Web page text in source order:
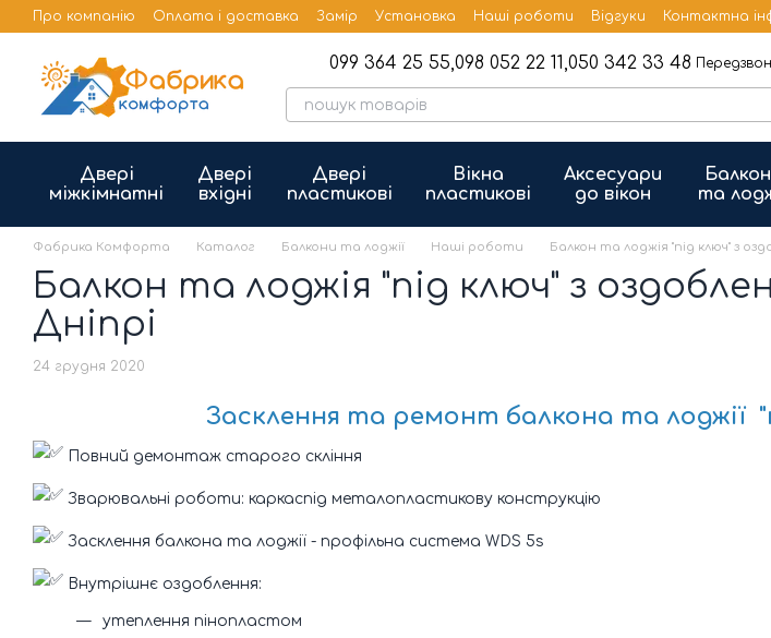
Перейти до основного контенту
Про компанію Оплата і доставка Замір Установка Наші роботи Відгуки Контактна
Бренди
Публічна оферта
099 364 25 55,098 052 22 11,050 342 33 48
Двері
міжкімнатні
Двері
вхідні
Двері
пластикові
Вікна
пластикові
Аксесуари
до вікон
та
Фабрика Комфорта Каталог Балкони та лоджії Наші роботи Балкон та лоджія "під ключ" з
Балкон та лоджія "під ключ" з
Дніпрі
24 грудня 2020
Засклення та ремонт балкона та лоджії
Повний демонтаж старого скління
Зварювальні роботи: каркаспід металопластикову конструкцію
Засклення балкона та лоджії - профільна система WDS 5s
Внутрішнє оздоблення:
утеплення пінопластом